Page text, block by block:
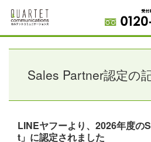
トップページ
料金表
初めて導入をお考えの方
Sales Partner認定の
LINEヤフーより、2026年度
t」に認定されました